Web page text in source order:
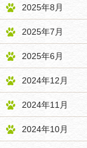
2025年8月
2025年7月
2025年6月
2024年12月
2024年11月
2024年10月